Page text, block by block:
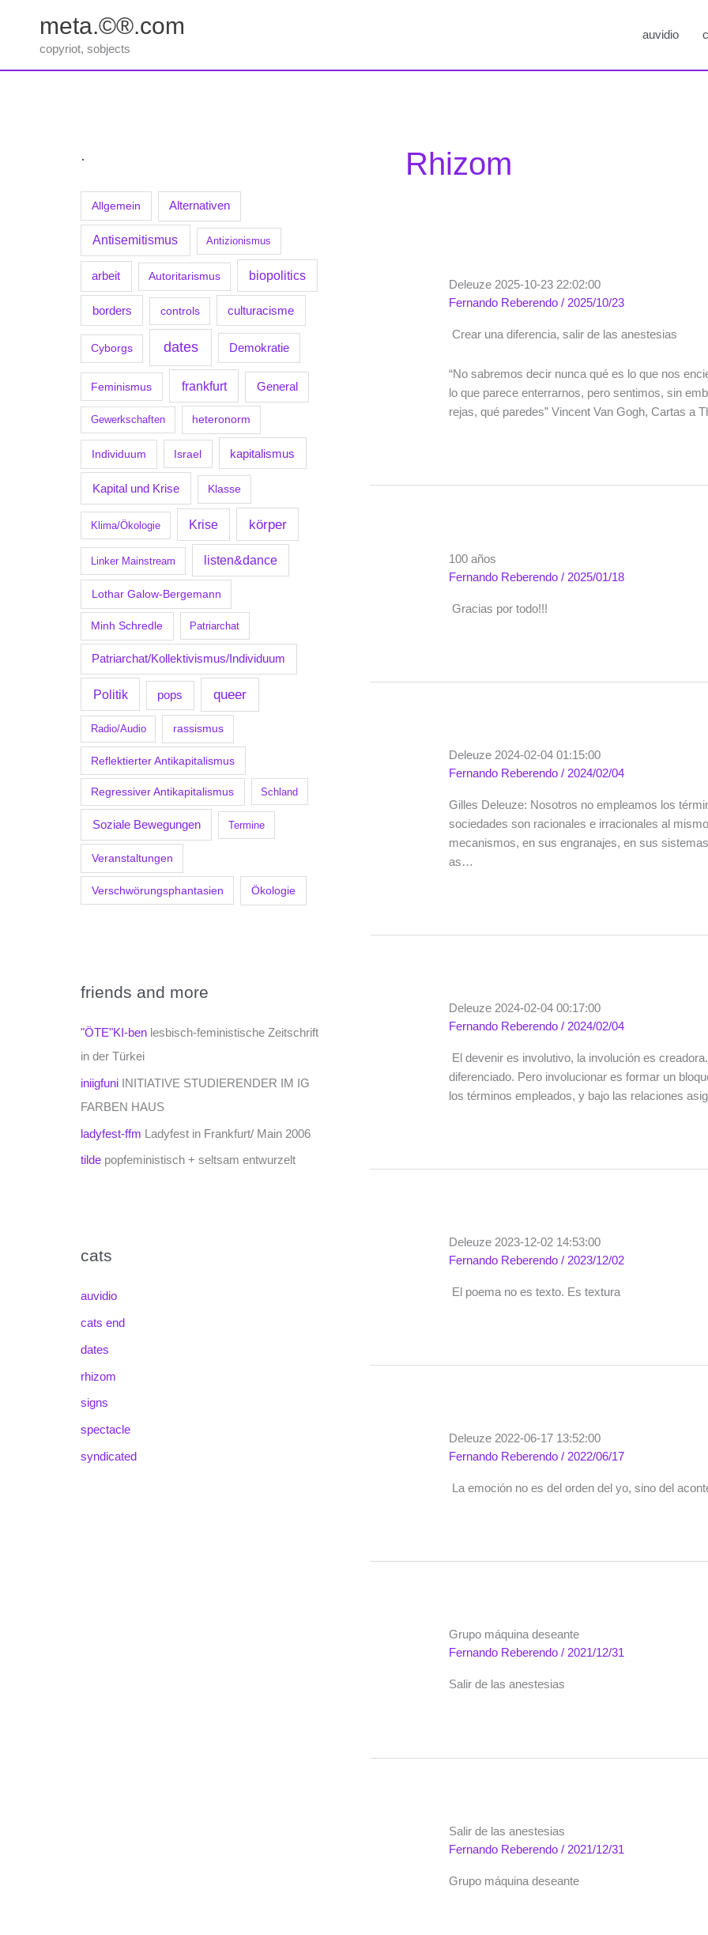
springen
meta.©®.com
copyriot, sobjects
auvidio
.
Allgemein Alternativen
Antisemitismus Antizionismus
arbeit Autoritarismus biopolitics
borders controls culturacisme
Cyborgs dates Demokratie
Feminismus frankfurt General
Gewerkschaften heteronorm
Individuum Israel kapitalismus
Kapital und Krise Klasse
Klima/Ökologie Krise körper
Linker Mainstream listen&dance
Lothar Galow-Bergemann
Minh Schredle Patriarchat
Patriarchat/Kollektivismus/Individuum
Politik pops queer
Radio/Audio rassismus
Reflektierter Antikapitalismus
Regressiver Antikapitalismus Schland
Soziale Bewegungen Termine
Veranstaltungen
Verschwörungsphantasien Ökologie
friends and more
"ÖTE"KI-ben lesbisch-feministische Zeitschrift
in der Türkei
iniigfuni INITIATIVE STUDIERENDER IM IG
FARBEN HAUS
ladyfest-ffm Ladyfest in Frankfurt/ Main 2006
tilde popfeministisch + seltsam entwurzelt
cats
auvidio
cats end
dates
rhizom
signs
spectacle
syndicated
Rhizom
Deleuze 2025-10-23 22:02:00
Fernando Reberendo/ 2025/10/23
Crear una diferencia, salir de las anestesias
“No sabremos decir nunca qué es lo que nos
lo que parece enterrarnos, pero sentimos, sin
rejas, qué paredes” Vincent Van Gogh, Cartas a
100 años
Fernando Reberendo/ 2025/01/18
Gracias por todo!!!
Deleuze 2024-02-04 01:15:00
Fernando Reberendo/ 2024/02/04
Gilles Deleuze: Nosotros no empleamos los
sociedades son racionales e irracionales al
mecanismos, en sus engranajes, en sus
as…
Deleuze 2024-02-04 00:17:00
Fernando Reberendo/ 2024/02/04
El devenir es involutivo, la involución es
diferenciado. Pero involucionar es formar un
los términos empleados, y bajo las relaciones
Deleuze 2023-12-02 14:53:00
Fernando Reberendo/ 2023/12/02
El poema no es texto. Es textura
Deleuze 2022-06-17 13:52:00
Fernando Reberendo/ 2022/06/17
La emoción no es del orden del yo, sino del
Grupo máquina deseante
Fernando Reberendo/2021/12/31
Salir de las anestesias
Salir de las anestesias
Fernando Reberendo/ 2021/12/31
Grupo máquina deseante